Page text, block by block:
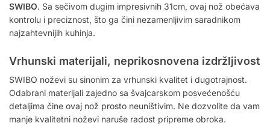
SWIBO. Sa sečivom dugim impresivnih 31cm, ovaj nož obećava
kontrolu i preciznost, što ga čini nezamenljivim saradnikom
najzahtevnijih kuhinja.
Vrhunski materijali, neprikosnovena izdržljivost
SWIBO noževi su sinonim za vrhunski kvalitet i dugotrajnost.
Odabrani materijali zajedno sa švajcarskom posvećenošću
detaljima čine ovaj nož prosto neuništivim. Ne dozvolite da vam
manje kvalitetni noževi naruše radost pripreme obroka.